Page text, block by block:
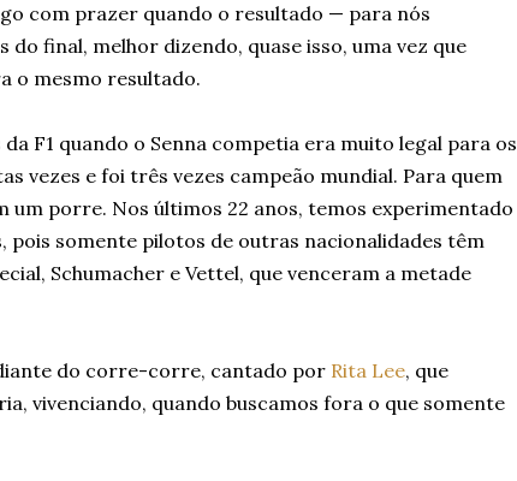
com prazer quando o resultado — para nós
final, melhor dizendo, quase isso, uma vez que
o mesmo resultado.
F1 quando o Senna competia era muito legal para os
vezes e foi três vezes campeão mundial. Para quem
porre. Nos últimos 22 anos, temos experimentado
pois somente pilotos de outras nacionalidades têm
Schumacher e Vettel, que venceram a metade
do corre-corre, cantado por Rita Lee, que
vivenciando, quando buscamos fora o que somente